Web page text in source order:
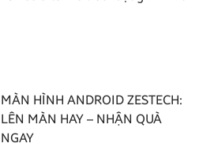
MÀN HÌNH ANDROID ZESTECH:
LÊN MÀN HAY – NHẬN QUÀ
NGAY